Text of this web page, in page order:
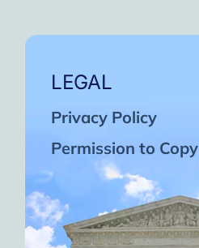
LEGAL
Privacy Policy
Permission to Copy